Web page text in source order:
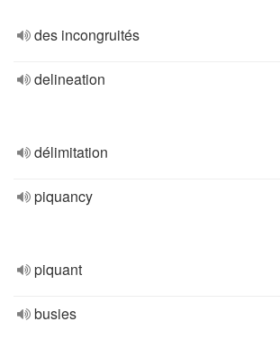
des incongruités
delineation
délimitation
piquancy
piquant
busies